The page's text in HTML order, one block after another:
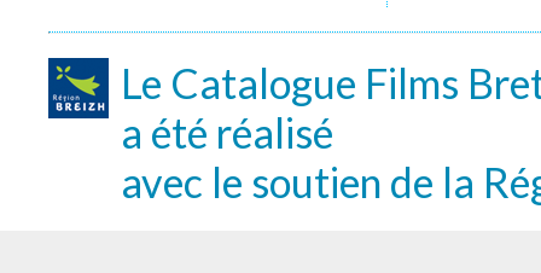
Le Catalogue Films
a été réalisé
avec le soutien de la